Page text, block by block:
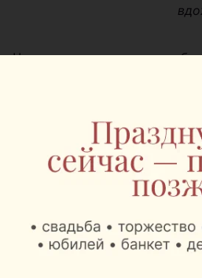
Что же касается цен, то в